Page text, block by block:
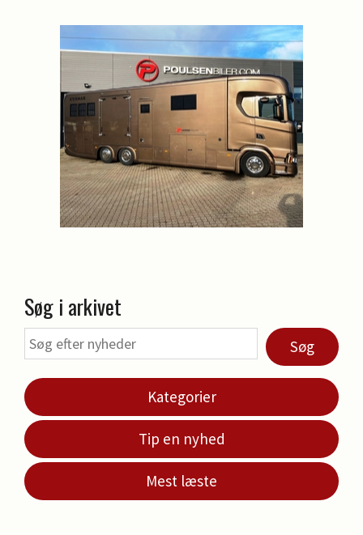
Søg i arkivet
Søg
Kategorier
Tip en nyhed
Mest læste